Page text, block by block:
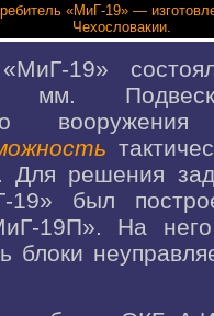
«МиГ-19» —
Чехословакии.
19»
Для решения
19» был
19П». На
блоки